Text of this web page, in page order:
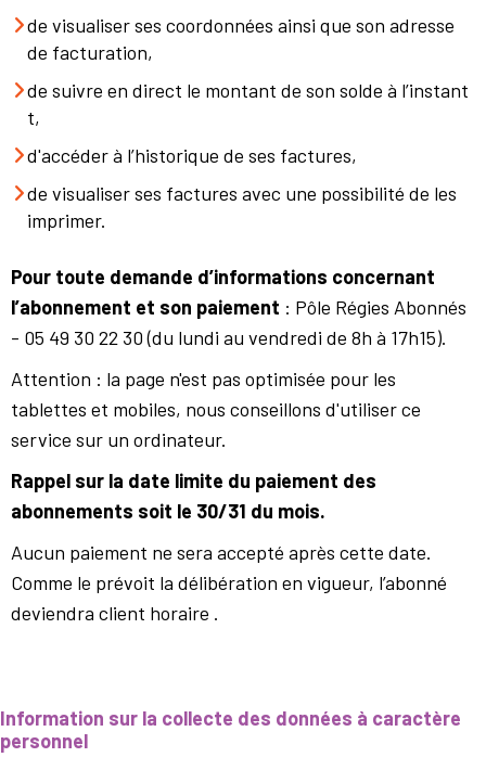
de visualiser ses coordonnées ainsi que son adresse
de facturation,
de suivre en direct le montant de son solde à l’instant
t,
d'accéder à l’historique de ses factures,
de visualiser ses factures avec une possibilité de les
imprimer.
Pour toute demande d’informations concernant
l’abonnement et son paiement : Pôle Régies Abonnés
- 05 49 30 22 30 (du lundi au vendredi de 8h à 17h15).
Attention : la page n'est pas optimisée pour les
tablettes et mobiles, nous conseillons d'utiliser ce
service sur un ordinateur.
Rappel sur la date limite du paiement des
abonnements soit le 30/31 du mois.
Aucun paiement ne sera accepté après cette date.
Comme le prévoit la délibération en vigueur, l’abonné
deviendra client horaire .
Information sur la collecte des données à caractère
personnel